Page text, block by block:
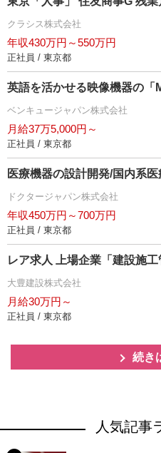
クラシス株式会社
年収430万円～550万円
正社員 / 東京都
英語を活かせる映像機器の「
ベンキュージャパン株式会社
月給37万5,000円～
正社員 / 東京都
医療機器の設計開発/国内系
ドクタージャパン株式会社
年収450万円～700万円
正社員 / 東京都
レア求人 上場企業「建設施
大豊建設株式会社
月給30万円～
正社員 / 東京都
続き
人気記事